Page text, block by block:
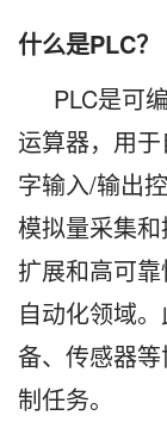
enter
to
selected
search
result.
Touch
device
users
can
use
and
swipe
gestures.
什么是PLC？
PLC是可
运算器，用
字输入/输出
模拟量采集
扩展和高可
自动化领域
备、传感器
制任务。